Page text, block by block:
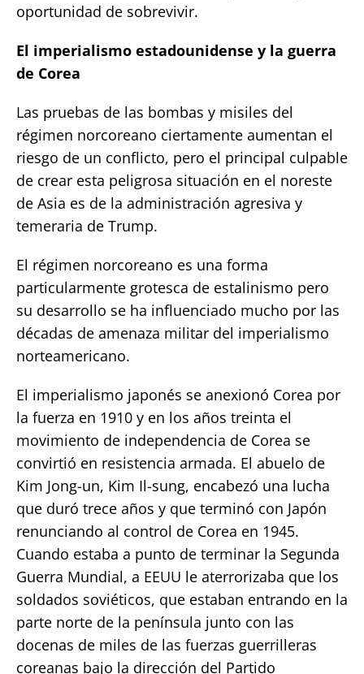
oportunidad de sobrevivir.
El imperialismo estadounidense y la guerra
de Corea
Las pruebas de las bombas y misiles del
régimen norcoreano ciertamente aumentan el
riesgo de un conflicto, pero el principal culpable
de crear esta peligrosa situación en el noreste
de Asia es de la administración agresiva y
temeraria de Trump.
El régimen norcoreano es una forma
particularmente grotesca de estalinismo pero
su desarrollo se ha influenciado mucho por las
décadas de amenaza militar del imperialismo
norteamericano.
El imperialismo japonés se anexionó Corea por
la fuerza en 1910 y en los años treinta el
movimiento de independencia de Corea se
convirtió en resistencia armada. El abuelo de
Kim Jong-un, Kim Il-sung, encabezó una lucha
que duró trece años y que terminó con Japón
renunciando al control de Corea en 1945.
Cuando estaba a punto de terminar la Segunda
Guerra Mundial, a EEUU le aterrorizaba que los
soldados soviéticos, que estaban entrando en la
parte norte de la península junto con las
docenas de miles de las fuerzas guerrilleras
coreanas bajo la dirección del Partido